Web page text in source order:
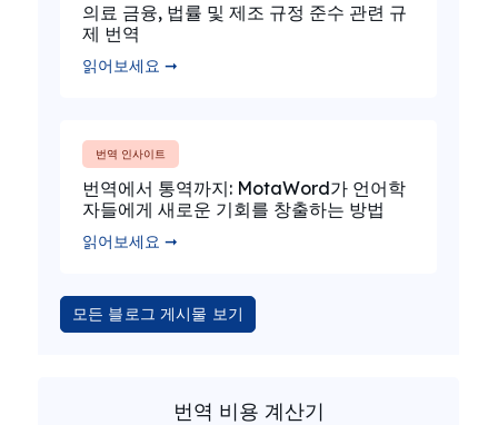
의료 금융, 법률 및 제조 규정 준수 관련 규
제 번역
읽어보세요 ➞
번역 인사이트
번역에서 통역까지: MotaWord가 언어학
자들에게 새로운 기회를 창출하는 방법
읽어보세요 ➞
모든 블로그 게시물 보기
번역 비용 계산기